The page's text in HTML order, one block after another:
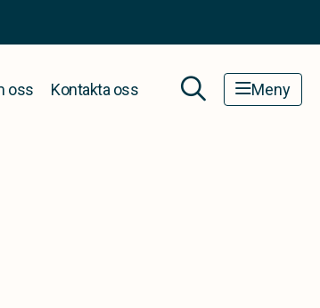
oss Kontakta oss Meny